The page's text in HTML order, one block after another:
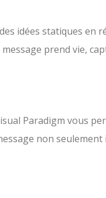
idées statiques en
prend vie,
Paradigm vous
non